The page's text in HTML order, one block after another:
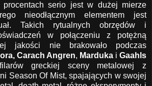
serio jest w dużej mierze
nieodłącznym elementem jest
Takich rytualnych obrzędów i
w połączeniu z potężną
jakości nie brakowało podczas
Carach Angren, Marduka i Gaahls
greckiej sceny metalowej z
Season Of Mist, spajających w swojej